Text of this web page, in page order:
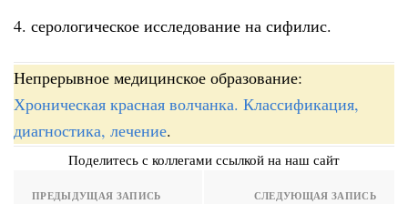
4. серологическое исследование на сифилис.
Непрерывное медицинское образование:
Хроническая красная волчанка. Классификация,
диагностика, лечение.
Поделитесь с коллегами ссылкой на наш сайт
ПРЕДЫДУЩАЯ ЗАПИСЬ СЛЕДУЮЩАЯ ЗАПИСЬ